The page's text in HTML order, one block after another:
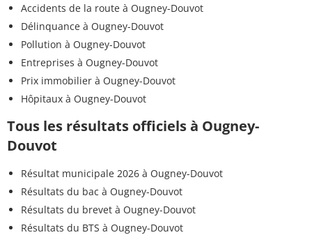
Accidents de la route à Ougney-Douvot
Délinquance à Ougney-Douvot
Pollution à Ougney-Douvot
Entreprises à Ougney-Douvot
Prix immobilier à Ougney-Douvot
Hôpitaux à Ougney-Douvot
Tous les résultats officiels à Ougney-
Douvot
Résultat municipale 2026 à Ougney-Douvot
Résultats du bac à Ougney-Douvot
Résultats du brevet à Ougney-Douvot
Résultats du BTS à Ougney-Douvot